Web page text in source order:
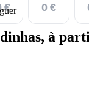
€
0 €
à